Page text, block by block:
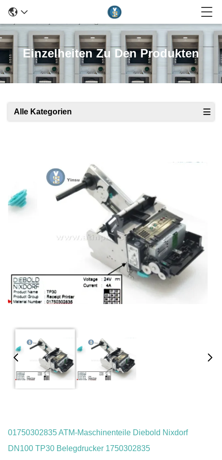
Einzelheiten Zu Den Produkten
Alle Kategorien
01750302835 ATM-Maschinenteile Diebold Nixdorf
DN100 TP30 Belegdrucker 1750302835